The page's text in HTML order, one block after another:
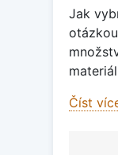
Jak
Číst